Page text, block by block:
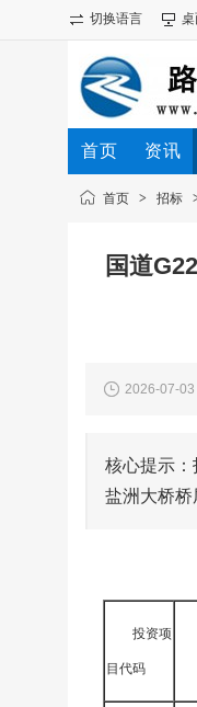
切换语言 桌
首页 资讯
首页 > 招标
国道
2026-07-03
核心提示
盐洲大桥桥
投资项
目代码